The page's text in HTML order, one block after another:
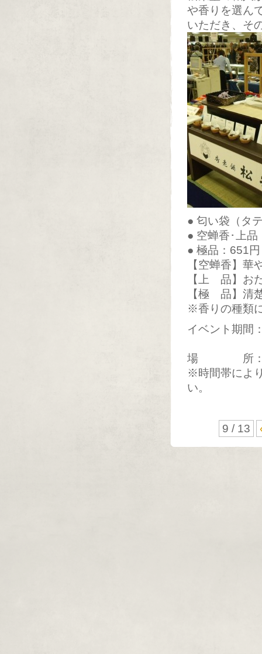
や香りを選ん
いただき、そ
● 匂い袋（タ
● 空蝉香･上品
● 極品：651
【空蝉香】華
【上 品】お
【極 品】清
※香りの種類
イベント期間
場 所：ジェ
※時間帯によ
い。
9 / 13